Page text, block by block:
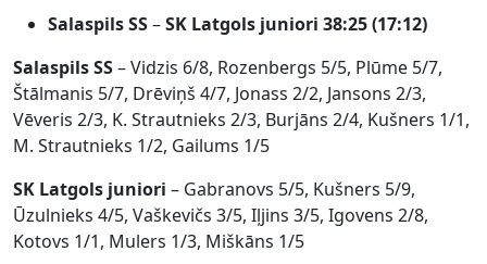
Salaspils SS–SK Latgols juniori 38:25 (17:12)
Salaspils SS– Vidzis 6/8, Rozenbergs 5/5, Plūme 5/7,
Štālmanis 5/7, Drēviņš 4/7, Jonass 2/2, Jansons 2/3,
Vēveris 2/3, K. Strautnieks 2/3, Burjāns 2/4, Kušners 1/1,
M. Strautnieks 1/2, Gailums 1/5
SK Latgols juniori – Gabranovs 5/5, Kušners 5/9,
Ūzulnieks 4/5, Vaškevičs 3/5, Iļjins 3/5, Igovens 2/8,
Kotovs 1/1, Mulers 1/3, Miškāns 1/5